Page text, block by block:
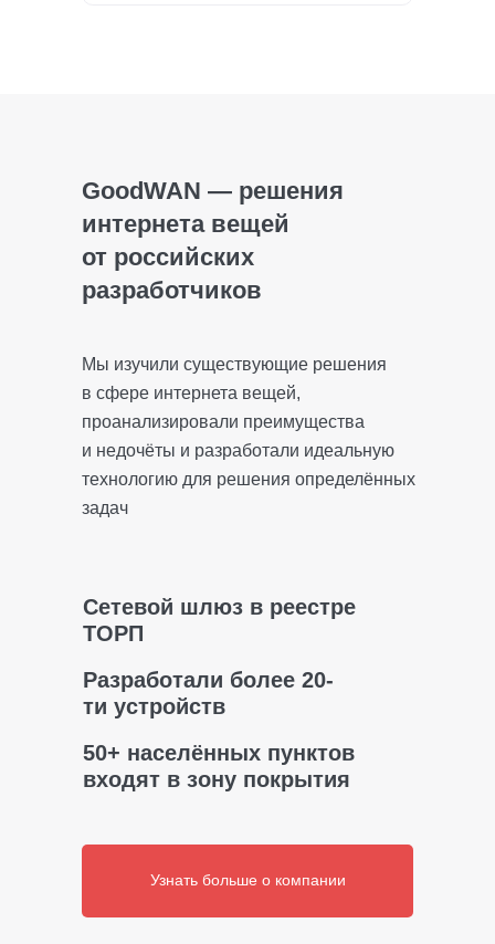
Сетевой шлюз в реестре
ТОРП
Разработали более 20-
ти устройств
50+ населённых пунктов
входят в зону покрытия
Узнать больше о компании
GoodWAN — решения
интернета вещей
от российских
разработчиков
Мы изучили существующие решения
в сфере интернета вещей,
проанализировали преимущества
и недочёты и разработали идеальную
технологию для решения определённых
задач